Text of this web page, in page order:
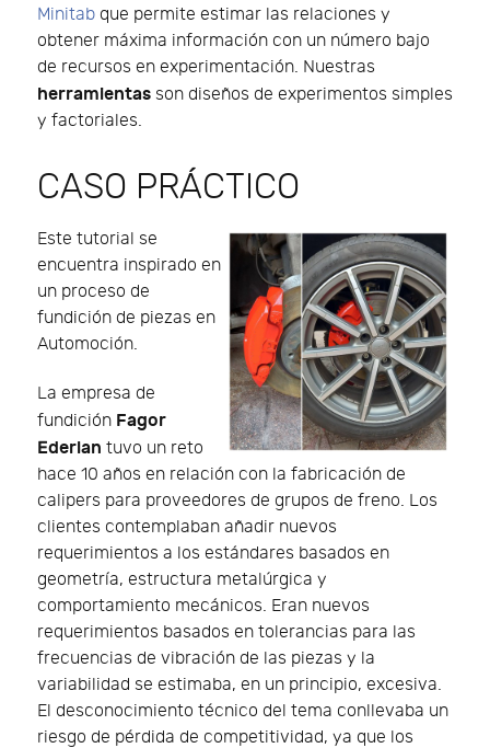
Minitab que permite estimar las relaciones y
obtener máxima información con un número bajo
de recursos en experimentación. Nuestras
herramientas son diseños de experimentos simples
y factoriales.
CASO PRÁCTICO
Este tutorial se
encuentra inspirado en
un proceso de
fundición de piezas en
Automoción.
La empresa de
fundición Fagor
Ederlan tuvo un reto
hace 10 años en relación con la fabricación de
calipers para proveedores de grupos de freno. Los
clientes contemplaban añadir nuevos
requerimientos a los estándares basados en
geometría, estructura metalúrgica y
comportamiento mecánicos. Eran nuevos
requerimientos basados en tolerancias para las
frecuencias de vibración de las piezas y la
variabilidad se estimaba, en un principio, excesiva.
El desconocimiento técnico del tema conllevaba un
riesgo de pérdida de competitividad, ya que los